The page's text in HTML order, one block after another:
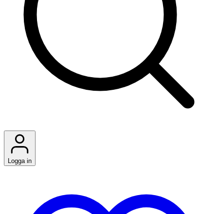
Logga in